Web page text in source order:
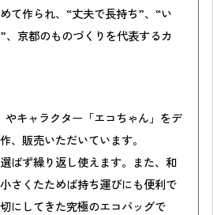
て作られ、“丈夫で長持ち”、“い
、京都のものづくりを代表するカ
やキャラクター「エコちゃん」をデ
、販売いただいています。
ばず繰り返し使えます。また、和
さくたためば持ち運びにも便利で
にしてきた究極のエコバッグで